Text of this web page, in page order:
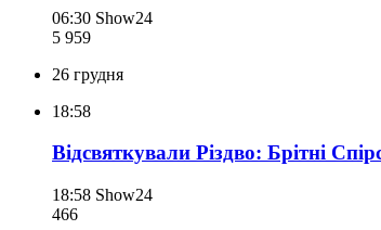
06:30 Show24
5 959
26 грудня
18:58
Відсвяткували Різдво: Брітні
18:58 Show24
466